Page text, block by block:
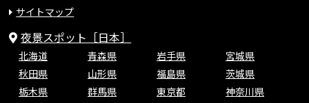
サイトマップ
夜景スポット［日本］
北海道 青森県 岩手県
宮城県
秋田県
山形県 福島県
茨城県
栃木県
群馬県 東京都
神奈川県